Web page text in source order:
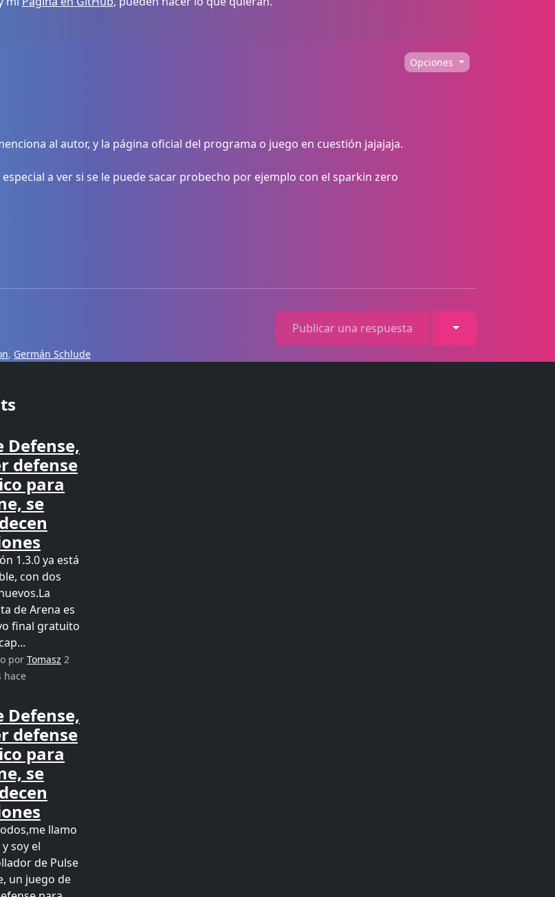
Opciones
al autor, y la página oficial del programa o juego en cuestión jajajaja.
a ver si se le puede sacar probecho por ejemplo con el sparkin zero
Publicar una respuesta Toggle Dropdown
, Germán Schlude
Defense,
defense
para
se
1.3.0 ya está
con dos
de Arena es
final gratuito
por Tomasz 2
hace
Defense,
defense
para
se
llamo
soy el
de Pulse
un juego de